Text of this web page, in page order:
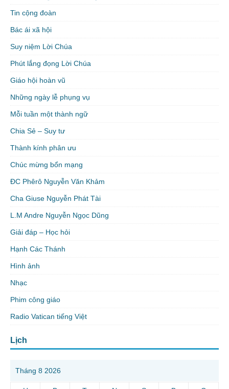
Tin cộng đoàn
Bác ái xã hội
Suy niệm Lời Chúa
Phút lắng đọng Lời Chúa
Giáo hội hoàn vũ
Những ngày lễ phụng vụ
Mỗi tuần một thành ngữ
Chia Sẻ – Suy tư
Thành kính phân ưu
Chúc mừng bổn mạng
ĐC Phêrô Nguyễn Văn Khảm
Cha Giuse Nguyễn Phát Tài
L.M Andre Nguyễn Ngọc Dũng
Giải đáp – Học hỏi
Hạnh Các Thánh
Hình ảnh
Nhạc
Phim công giáo
Radio Vatican tiếng Việt
Lịch
Tháng 8 2026